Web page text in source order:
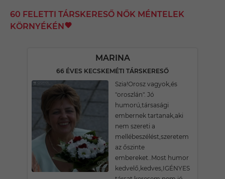
60 FELETTI TÁRSKERESŐ NŐK MÉNTELEK
KÖRNYÉKÉN
MARINA
66 ÉVES KECSKEMÉTI TÁRSKERESŐ
Szia!Orosz vagyok,és
"oroszlán". Jó
humorú,társasági
embernek tartanak,aki
nem szereti a
mellébeszélést,szeretem
az őszinte
embereket..Most humor
kedvelő,kedves,IGÉNYES